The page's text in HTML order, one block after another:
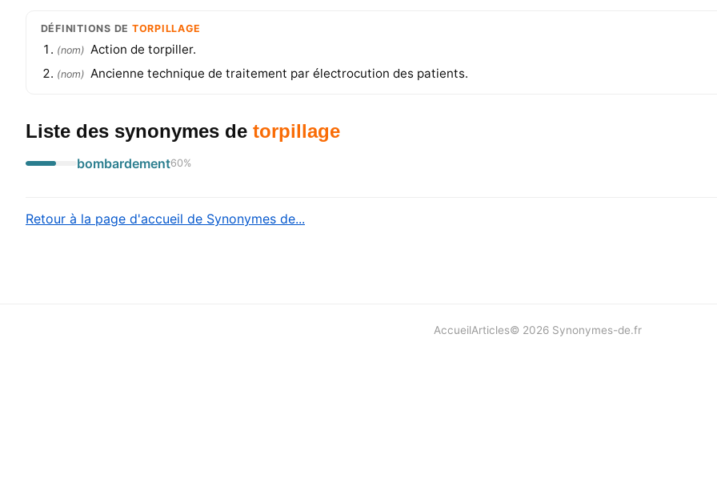
DÉFINITIONS DE TORPILLAGE
(nom) Action de torpiller.
(nom) Ancienne technique de traitement par électrocution des patients.
Liste des synonymes de torpillage
bombardement60%
Retour à la page d'accueil de Synonymes de...
AccueilArticles© 2026 Synonymes-de.fr